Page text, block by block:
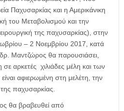
Παχυσαρκίας και η Αμερικάνικη
του Μεταβολισμού και την
της παχυσαρκίας), στην
– 2 Νοεμβρίου 2017, κατά
Μαντζώρος θα παρουσιάσει,
αρκετές χιλιάδες μέλη και των
αφιερωμένη στη μελέτη, την
παχυσαρκίας.
θα βραβευθεί από